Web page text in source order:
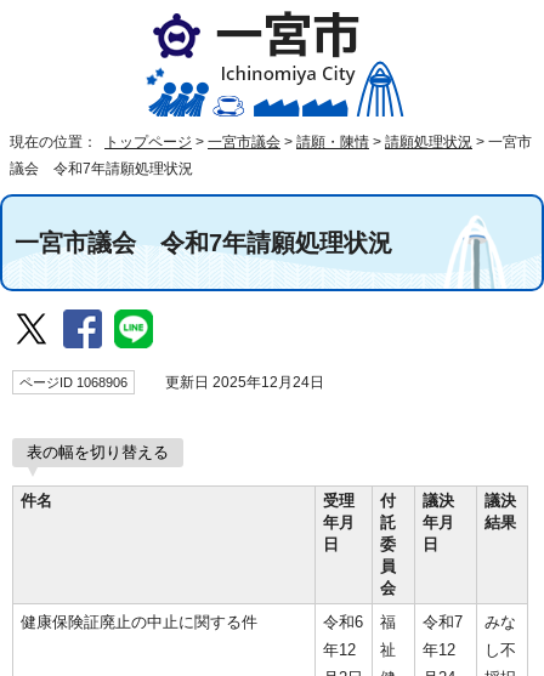
現在の位置： トップページ > 一宮市議会 > 請願・陳情 > 請願処理状況 > 一宮市
議会 令和7年請願処理状況
一宮市議会 令和7年請願処理状況
ページID 1068906 更新日 2025年12月24日
表の幅を切り替える
件名
受理
年月
日
付
託
委
員
会
議決
年月
日
議決
結果
健康保険証廃止の中止に関する件
令和6
年12
福
祉
令和7
年12
みな
し不